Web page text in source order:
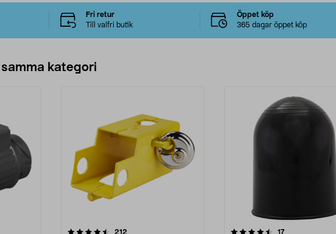
Fri retur
Till valfri butik
Öppet köp
365 dagar öppet köp
kategori
212
4.5 av 5 stjärnor 17recensioner
4.5 av 5 stjärnor